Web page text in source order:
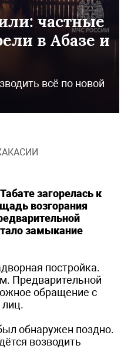
частные
в Абазе и
всё по новой
загорелась к
возгорания
замыкание
постройка.
Предварительной
обращение с
лиц.
обнаружен поздно.
возводить